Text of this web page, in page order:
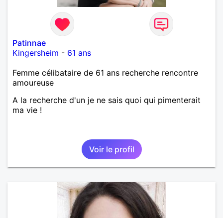
Patinnae
Kingersheim - 61 ans
Femme célibataire de 61 ans recherche rencontre
amoureuse
A la recherche d'un je ne sais quoi qui pimenterait
ma vie !
Voir le profil